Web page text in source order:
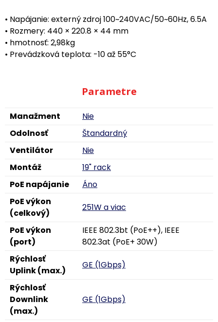
• Napájanie: externý zdroj 100~240VAC/50~60Hz, 6.5A
• Rozmery: 440 × 220.8 × 44 mm
• hmotnosť: 2,98kg
• Prevádzková teplota: -10 až 55°C
Parametre
Manažment
Nie
Odolnosť
Štandardný
Ventilátor
Nie
Montáž
19" rack
PoE napájanie
Áno
PoE výkon
(celkový)
251W a viac
PoE výkon
(port)
IEEE 802.3bt (PoE++), IEEE
802.3at (PoE+ 30W)
Rýchlosť
Uplink (max.)
GE (1Gbps)
Rýchlosť
Downlink
(max.)
GE (1Gbps)